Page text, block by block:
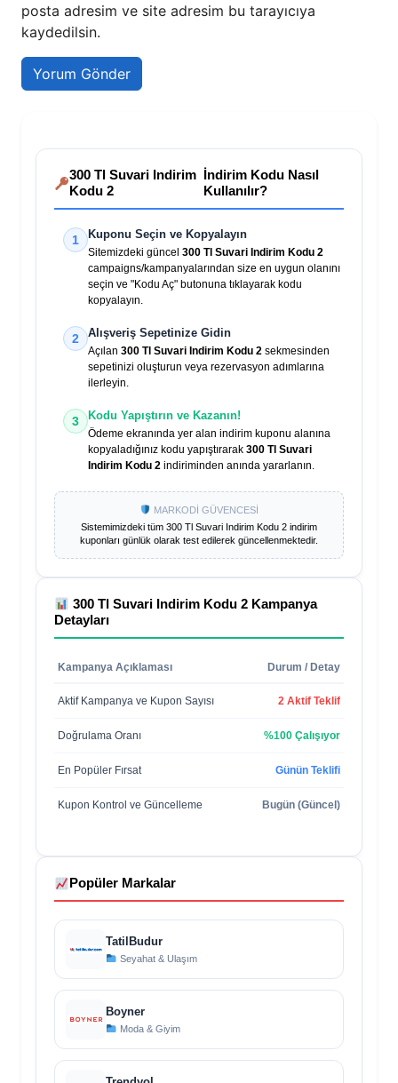
posta adresim ve site adresim bu tarayıcıya
kaydedilsin.
300 Tl Suvari Indirim
Kodu 2
İndirim Kodu Nasıl
Kullanılır?
1 Kuponu Seçin ve Kopyalayın
Sitemizdeki güncel 300 Tl Suvari Indirim Kodu 2
campaigns/kampanyalarından size en uygun olanını
seçin ve "Kodu Aç" butonuna tıklayarak kodu
kopyalayın.
2 Alışveriş Sepetinize Gidin
Açılan 300 Tl Suvari Indirim Kodu 2 sekmesinden
sepetinizi oluşturun veya rezervasyon adımlarına
ilerleyin.
3 Kodu Yapıştırın ve Kazanın!
Ödeme ekranında yer alan indirim kuponu alanına
kopyaladığınız kodu yapıştırarak 300 Tl Suvari
Indirim Kodu 2 indiriminden anında yararlanın.
MARKODİ GÜVENCESİ
Sistemimizdeki tüm 300 Tl Suvari Indirim Kodu 2 indirim
kuponları günlük olarak test edilerek güncellenmektedir.
300 Tl Suvari Indirim Kodu 2 Kampanya
Detayları
Kampanya Açıklaması Durum / Detay
Aktif Kampanya ve Kupon Sayısı 2 Aktif Teklif
Doğrulama Oranı %100 Çalışıyor
En Popüler Fırsat Günün Teklifi
Kupon Kontrol ve Güncelleme Bugün (Güncel)
Popüler Markalar
TatilBudur
Seyahat & Ulaşım
Boyner
Moda & Giyim